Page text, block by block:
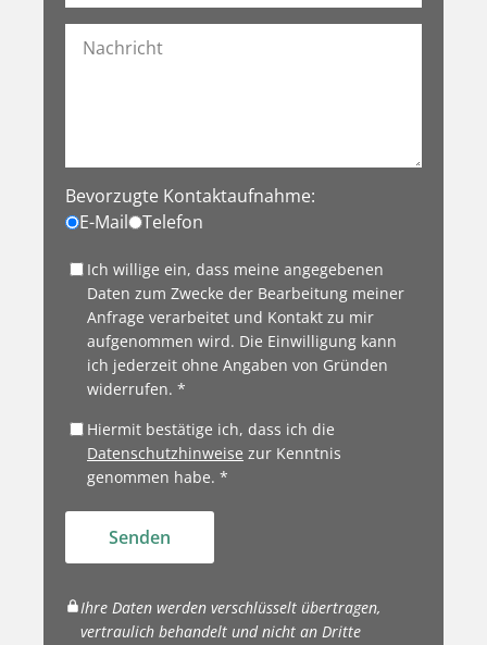
Bevorzugte Kontaktaufnahme:
E-Mail
Telefon
Ich willige ein, dass meine angegebenen
Daten zum Zwecke der Bearbeitung meiner
Anfrage verarbeitet und Kontakt zu mir
aufgenommen wird. Die Einwilligung kann
ich jederzeit ohne Angaben von Gründen
widerrufen. *
Hiermit bestätige ich, dass ich die
Datenschutzhinweise zur Kenntnis
genommen habe. *
Senden
Ihre Daten werden verschlüsselt übertragen,
vertraulich behandelt und nicht an Dritte